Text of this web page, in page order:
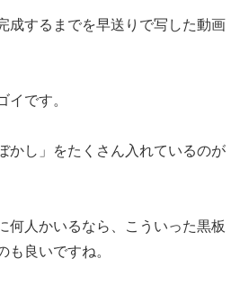
成するまでを早送りで写した動画
です。
かし」をたくさん入れているのが
何人かいるなら、こういった黒板
良いですね。